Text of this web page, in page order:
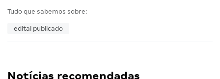
Tudo que sabemos sobre:
edital publicado
Notícias recomendadas